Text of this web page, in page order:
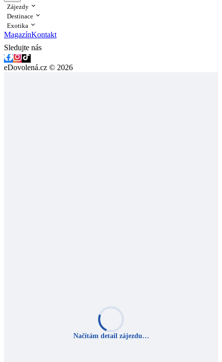
Zájezdy
Destinace
Exotika
MagazínKontakt
Sledujte nás
eDovolená.cz © 2026
Načítám detail zájezdu…